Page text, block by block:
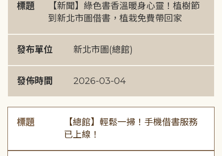
標題
【新聞】綠色書香溫暖身心靈！植樹節
到新北市圖借書，植栽免費帶回家
發布單位 新北市圖(總館)
發佈時間 2026-03-04
標題
【總館】輕鬆一掃！手機借書服務
已上線！